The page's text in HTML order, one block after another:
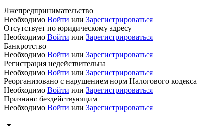
Лжепредпринимательство
Необходимо Войти или Зарегистрироваться
Отсутствует по юридическому адресу
Необходимо Войти или Зарегистрироваться
Банкротство
Необходимо Войти или Зарегистрироваться
Регистрация недействительна
Необходимо Войти или Зарегистрироваться
Реорганизовано с нарушением норм Налогового кодекса
Необходимо Войти или Зарегистрироваться
Признано бездействующим
Необходимо Войти или Зарегистрироваться